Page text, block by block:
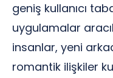
geniş kullanıcı
uygulamalar
insanlar, yeni
romantik ilişkiler